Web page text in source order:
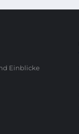
Einblicke